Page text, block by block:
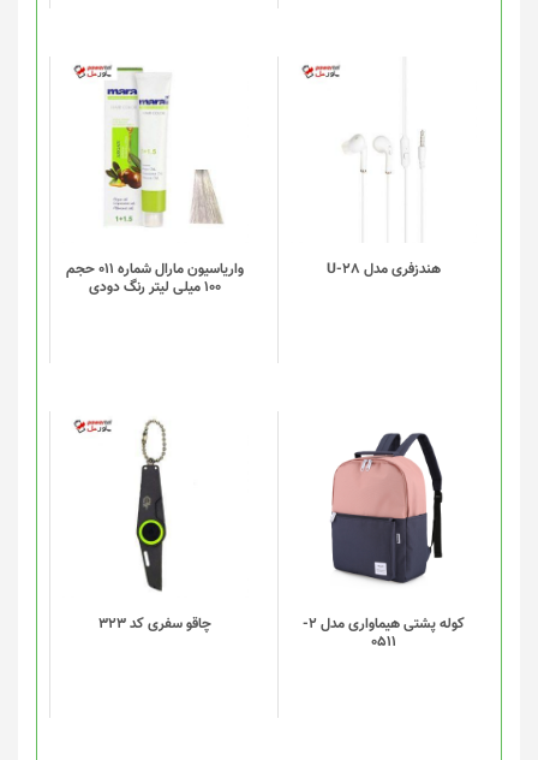
هندزفری مدل U-28
واریاسیون مارال شماره 011 حجم
100 میلی لیتر رنگ دودی
کوله پشتی هیماواری مدل 2-
0511
این
محصول
انواع
مختلفی
می
گزینه
ها
چاقو سفری کد 323